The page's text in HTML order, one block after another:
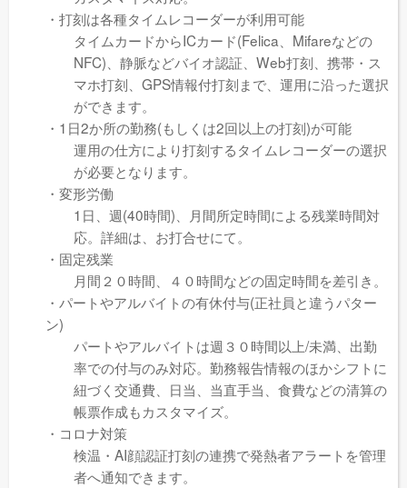
・打刻は各種タイムレコーダーが利用可能
タイムカードからICカード(Felica、Mifareなどの
NFC)、静脈などバイオ認証、Web打刻、携帯・ス
マホ打刻、GPS情報付打刻まで、運用に沿った選択
ができます。
・1日2か所の勤務(もしくは2回以上の打刻)が可能
運用の仕方により打刻するタイムレコーダーの選択
が必要となります。
・変形労働
1日、週(40時間)、月間所定時間による残業時間対
応。詳細は、お打合せにて。
・固定残業
月間２０時間、４０時間などの固定時間を差引き。
・パートやアルバイトの有休付与(正社員と違うパター
ン)
パートやアルバイトは週３０時間以上/未満、出勤
率での付与のみ対応。勤務報告情報のほかシフトに
紐づく交通費、日当、当直手当、食費などの清算の
帳票作成もカスタマイズ。
・コロナ対策
検温・AI顔認証打刻の連携で発熱者アラートを管理
者へ通知できます。